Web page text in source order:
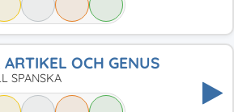
ARTIKEL OCH GENUS
SPANSKA